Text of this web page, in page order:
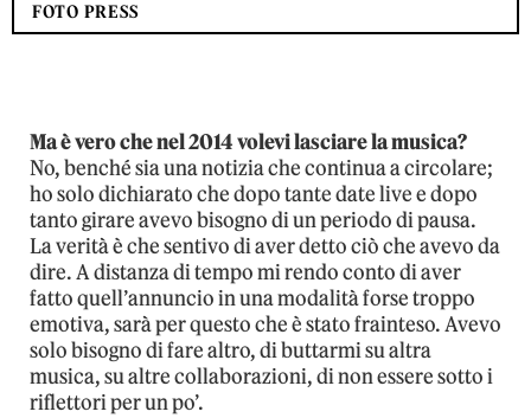
FOTO PRESS
Ma è vero che nel 2014 volevi lasciare la musica?
No, benché sia una notizia che continua a circolare;
ho solo dichiarato che dopo tante date live e dopo
tanto girare avevo bisogno di un periodo di pausa.
La verità è che sentivo di aver detto ciò che avevo da
dire. A distanza di tempo mi rendo conto di aver
fatto quell’annuncio in una modalità forse troppo
emotiva, sarà per questo che è stato frainteso. Avevo
solo bisogno di fare altro, di buttarmi su altra
musica, su altre collaborazioni, di non essere sotto i
riflettori per un po’.